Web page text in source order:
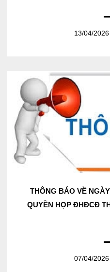
13/04/2026
THÔNG BÁO VỀ
QUYỀN HỌP ĐHĐCĐ
07/04/2026